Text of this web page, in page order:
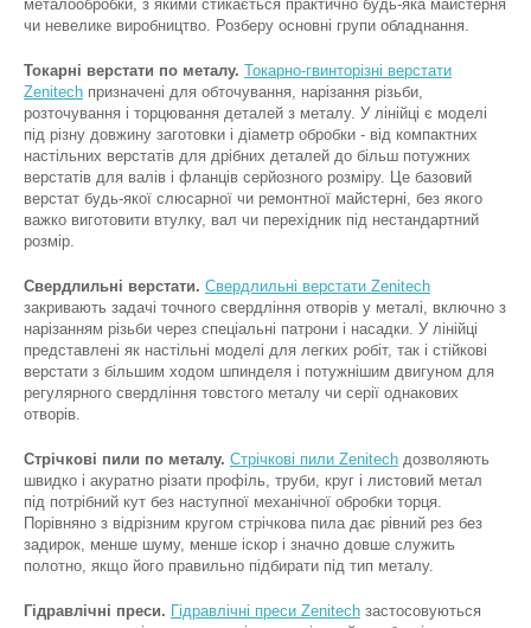
металообробки, з якими стикається практично будь-яка майстерня
чи невелике виробництво. Розберу основні групи обладнання.
Токарні верстати по металу. Токарно-гвинторізні верстати
Zenitech призначені для обточування, нарізання різьби,
розточування і торцювання деталей з металу. У лінійці є моделі
під різну довжину заготовки і діаметр обробки - від компактних
настільних верстатів для дрібних деталей до більш потужних
верстатів для валів і фланців серйозного розміру. Це базовий
верстат будь-якої слюсарної чи ремонтної майстерні, без якого
важко виготовити втулку, вал чи перехідник під нестандартний
розмір.
Свердлильні верстати. Свердлильні верстати Zenitech
закривають задачі точного свердління отворів у металі, включно з
нарізанням різьби через спеціальні патрони і насадки. У лінійці
представлені як настільні моделі для легких робіт, так і стійкові
верстати з більшим ходом шпинделя і потужнішим двигуном для
регулярного свердління товстого металу чи серії однакових
отворів.
Стрічкові пили по металу. Стрічкові пили Zenitech дозволяють
швидко і акуратно різати профіль, труби, круг і листовий метал
під потрібний кут без наступної механічної обробки торця.
Порівняно з відрізним кругом стрічкова пила дає рівний рез без
задирок, менше шуму, менше іскор і значно довше служить
полотно, якщо його правильно підбирати під тип металу.
Гідравлічні преси. Гідравлічні преси Zenitech застосовуються